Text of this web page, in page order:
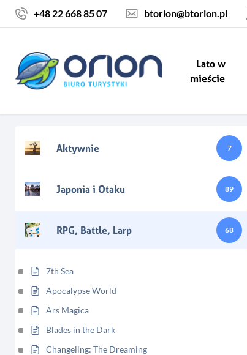
Skocz do treści
+48 22 668 85 07 btorion@btorion.pl
Lato w
mieście
Aktywnie 7
Japonia i Otaku 89
RPG, Battle, Larp 68
7th Sea
Apocalypse World
Ars Magica
Blades in the Dark
Changeling: The Dreaming